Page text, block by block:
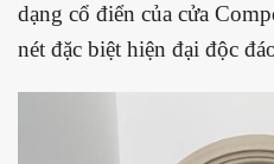
dạng cổ điển của cửa
nét đặc biệt hiện đại độc